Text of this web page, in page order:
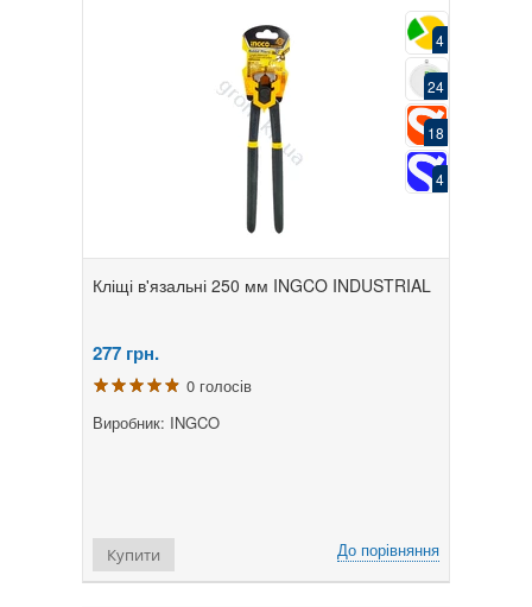
4
24
18
4
Кліщі в'язальні 250 мм INGCO INDUSTRIAL
277 грн.
0 голосів
Виробник: INGCO
До порівняння
Купити